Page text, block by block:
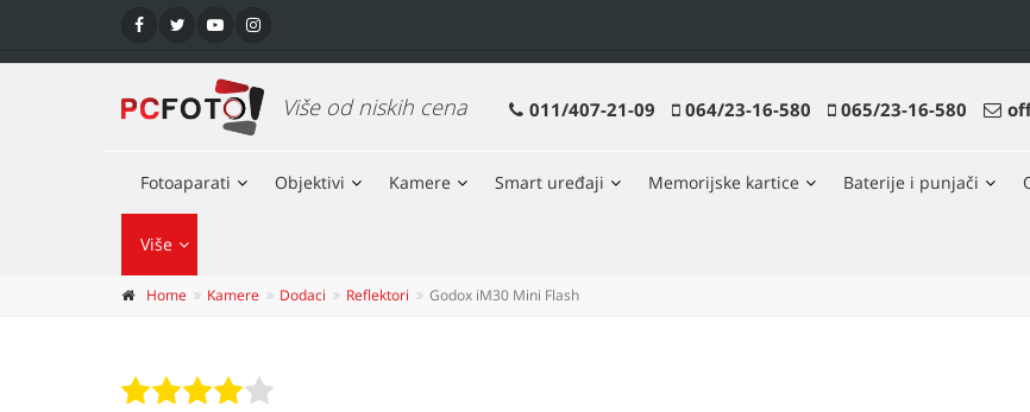
Više od niskih cena 011/407-21-09 064/23-16-580 065/23-16-580
Fotoaparati Objektivi Kamere Smart uređaji Memorijske kartice Baterije i punjači
Više
Home Kamere Dodaci Reflektori Godox iM30 Mini Flash